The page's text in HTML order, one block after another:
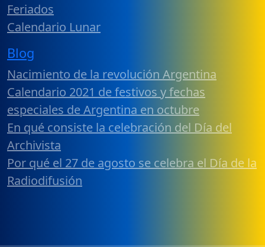
Feriados
Calendario Lunar
Blog
Nacimiento de la revolución Argentina
Calendario 2021 de festivos y fechas
especiales de Argentina en octubre
En qué consiste la celebración del Día del
Archivista
Por qué el 27 de agosto se celebra el Día de la
Radiodifusión